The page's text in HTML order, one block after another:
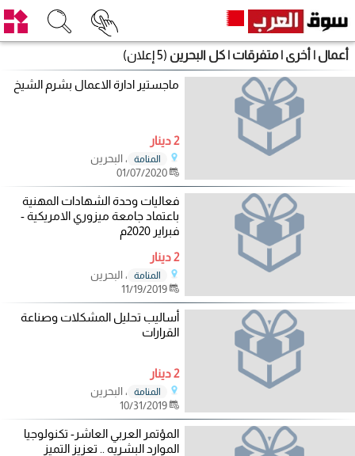
أعمال | أخرى | متفرقات | كل البحرين (5 إعلان)
ماجستير ادارة الاعمال بشرم الشيخ
2 دينار
المنامة
، البحرين
01/07/2020
فعاليات وحدة الشهادات المهنية
باعتماد جامعة ميزوري الامريكية -
فبراير 2020م
2 دينار
المنامة
، البحرين
11/19/2019
أساليب تحليل المشكلات وصناعة
القرارات
2 دينار
المنامة
، البحرين
10/31/2019
المؤتمر العربي العاشر- تكنولوجيا
الموارد البشريه .. تعزيز التميز